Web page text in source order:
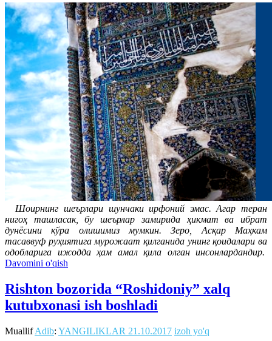
Шоирнинг шеърлари шунчаки ирфоний эмас. Агар теран
нигоҳ ташласак, бу шеърлар замирида ҳикмат ва ибрат
дунёсини кўра олишимиз мумкин. Зеро, Асқар Маҳкам
тасаввуф руҳиятига мурожаат қилганида унинг қоидалари ва
одобларига ижодда ҳам амал қила олган инсонлардандир.
Davomini o'qish
Rishton bozorida “Roshidoniy” xalq
kutubxonasi ish boshladi
MuallifAdib: YANGILIKLAR 21.10.2017 izoh yo'q